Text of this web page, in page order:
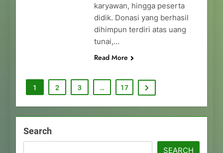
karyawan, hingga peserta
didik. Donasi yang berhasil
dihimpun terdiri atas uang
tunai,…
Read More
1 2 3 … 17
Search
SEARCH